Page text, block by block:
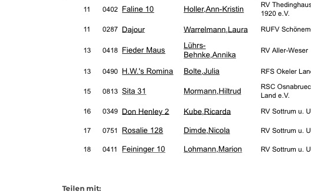
Teilen mit: